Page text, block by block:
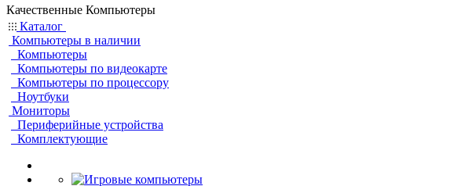
Качественные Компьютеры
Каталог
Компьютеры в наличии
Компьютеры
Компьютеры по видеокарте
Компьютеры по процессору
Ноутбуки
Мониторы
Периферийные устройства
Комплектующие